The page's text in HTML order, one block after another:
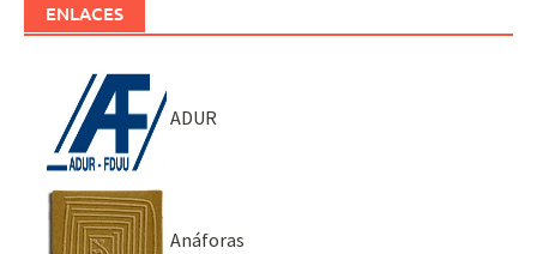
ENLACES
ADUR
Anáforas